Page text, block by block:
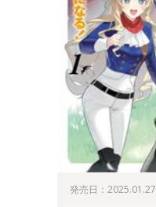
発売日：2025.01.27